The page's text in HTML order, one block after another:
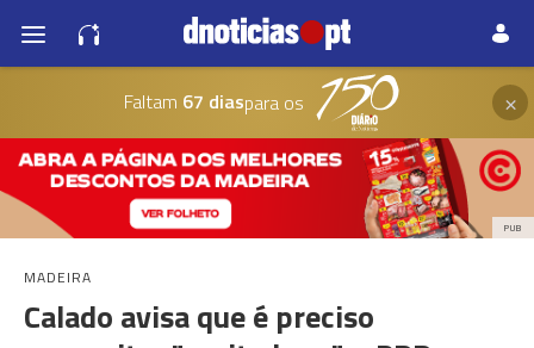
Faltam 67 diaspara os ×
PUB
MADEIRA
Calado avisa que é preciso